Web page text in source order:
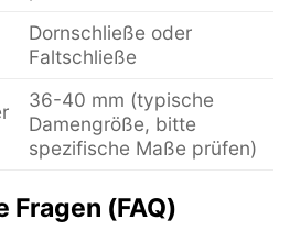
Dornschließe oder
Faltschließe
36-40 mm (typische
Damengröße, bitte
spezifische Maße prüfen)
(FAQ)